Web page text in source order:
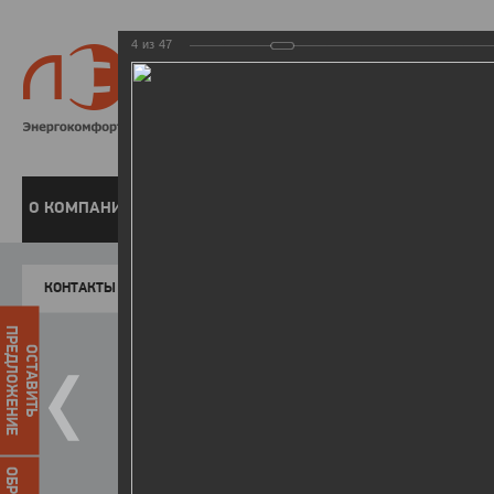
8 800
О КОМПАНИИ
КОНТАКТЫ
ОСТАВИТЬ
ПРЕДЛОЖЕНИЕ
4 из 47